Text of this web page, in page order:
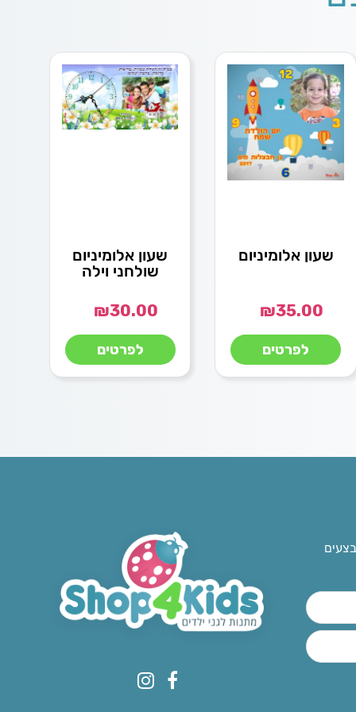
שעון אלומיניום
₪35.00
לפרטים
שעון אלומיניום
שולחני וילה
₪30.00
לפרטים